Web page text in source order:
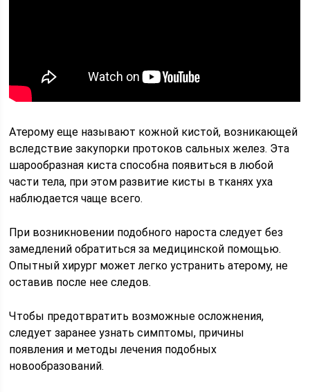
Атерому еще называют кожной кистой, возникающей
вследствие закупорки протоков сальных желез. Эта
шарообразная киста способна появиться в любой
части тела, при этом развитие кисты в тканях уха
наблюдается чаще всего.
При возникновении подобного нароста следует без
замедлений обратиться за медицинской помощью.
Опытный хирург может легко устранить атерому, не
оставив после нее следов.
Чтобы предотвратить возможные осложнения,
следует заранее узнать симптомы, причины
появления и методы лечения подобных
новообразований.